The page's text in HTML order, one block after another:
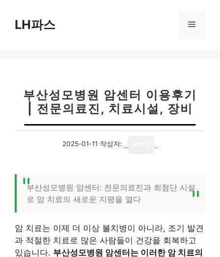
LH파스 메
부산성모병원 암센터 이용후기
| 전문의료진, 치료시설, 장비
2025-01-11 작성자:
부산성모병원 암센터: 전문의료진과 최첨단 시설
로 암 치료의 새로운 지평을 열다
암 치료는 이제 더 이상 불치병이 아니라, 조기 발견
과 적절한 치료로 많은 사람들이 건강을 회복하고
있습니다. 부산성모병원 암센터는 이러한 암 치료의